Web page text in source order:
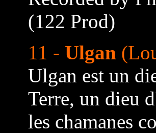
(122 Prod)
11 - Ulgan
Ulgan est un
Terre, un dieu
les chamanes